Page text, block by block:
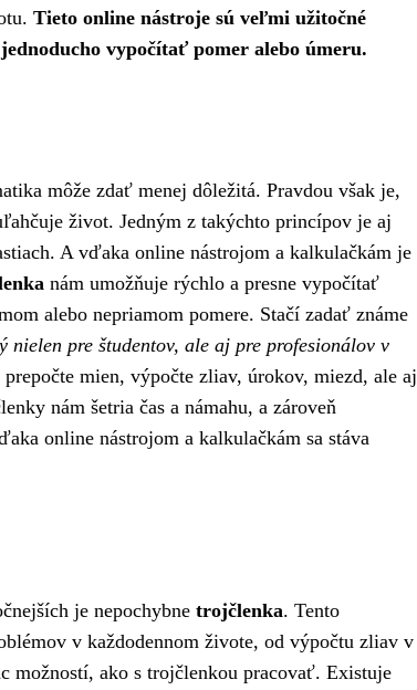
Tieto online nástroje sú veľmi užitočné
vypočítať pomer alebo úmeru.
môže zdať menej dôležitá. Pravdou však je,
život. Jedným z takýchto princípov je aj
A vďaka online nástrojom a kalkulačkám je
nám umožňuje rýchlo a presne vypočítať
alebo nepriamom pomere. Stačí zadať známe
nielen pre študentov, ale aj pre profesionálov v
mien, výpočte zliav, úrokov, miezd, ale aj
nám šetria čas a námahu, a zároveň
online nástrojom a kalkulačkám sa stáva
je nepochybne trojčlenka. Tento
v každodennom živote, od výpočtu zliav v
možností, ako s trojčlenkou pracovať. Existuje